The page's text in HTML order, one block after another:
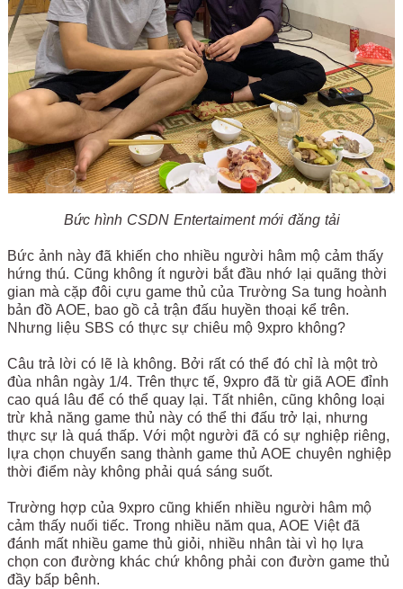
Bức hình CSDN Entertaiment mới đăng tải
Bức ảnh này đã khiến cho nhiều người hâm mộ cảm thấy
hứng thú. Cũng không ít người bắt đầu nhớ lại quãng thời
gian mà cặp đôi cựu game thủ của Trường Sa tung hoành
bản đồ AOE, bao gồ cả trận đấu huyền thoại kể trên.
Nhưng liệu SBS có thực sự chiêu mộ 9xpro không?
Câu trả lời có lẽ là không. Bởi rất có thể đó chỉ là một trò
đùa nhân ngày 1/4. Trên thực tế, 9xpro đã từ giã AOE đỉnh
cao quá lâu để có thể quay lại. Tất nhiên, cũng không loại
trừ khả năng game thủ này có thể thi đấu trở lại, nhưng
thực sự là quá thấp. Với một người đã có sự nghiệp riêng,
lựa chọn chuyển sang thành game thủ AOE chuyên nghiệp
thời điểm này không phải quá sáng suốt.
Trường hợp của 9xpro cũng khiến nhiều người hâm mộ
cảm thấy nuối tiếc. Trong nhiều năm qua, AOE Việt đã
đánh mất nhiều game thủ giỏi, nhiều nhân tài vì họ lựa
chọn con đường khác chứ không phải con đườn game thủ
đầy bấp bênh.